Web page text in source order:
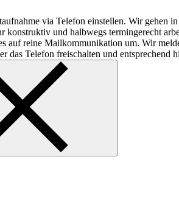
via Telefon einstellen. Wir gehen
und halbwegs termingerecht
reine Mailkommunikation um. Wir
das Telefon freischalten und entsprechend